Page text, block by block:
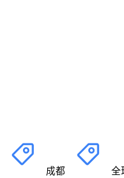
成都
全